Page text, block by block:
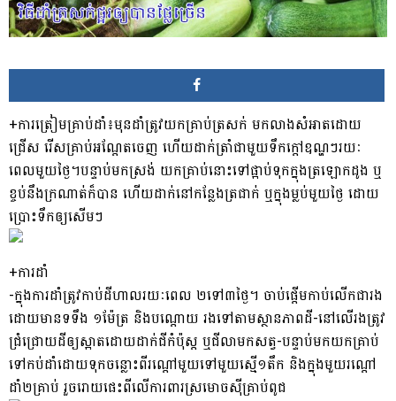
+ការត្រៀមគ្រាប់ដាំ៖​មុនដាំត្រូវយកគ្រាប់ត្រសក់ មកលាងសំអាតដោយ
ជ្រើស រើសគ្រាប់អណ្តែតចេញ ហើយដាក់ត្រាំជាមួយទឹកក្តៅឧណ្ហ​ៗរយៈ
ពេលមួយថ្ងៃ។បន្ទាប់មកស្រង់ យកគ្រាប់នោះទៅផ្អាប់ទុកក្នុងត្រឡោកដូង ឬ
ខ្ចប់នឹងក្រណាត់ក៏បាន ហើយដាក់នៅកន្លែងត្រជាក់ ឬក្នុងម្លប់មួយថ្ងៃ ដោយ
ប្រោះទឹកឲ្យសើមៗ
+ការដាំ
-ក្នុងការដាំត្រូវកាប់ដីហាលរយៈពេល ២ទៅ៣ថ្ងៃ។ ចាប់ផ្តើមកាប់លើកជារង
ដោយមាន​ទទឹង ១ម៉ែត្រ និងបណ្តោយ រងទៅតាមស្ថានភាពដី-នៅលើរងត្រូវ
ជ្រំជ្រោយដីឲ្យ​ស្អាតដោយដាក់ជី​កំប៉ុស្ត ឬជីលាមកសត្វ-បន្ទាប់មកយកគ្រាប់
ទៅកប់ដាំដោយទុកចន្លោះពីរណ្តៅមួយទៅមួយស្មើ១តឹក និង​ក្នុងមួយរណ្តៅ
ដាំ២គ្រាប់ រួចរោយផេះពីលើការពារស្រមោចស៊ីគ្រាប់ពូជ